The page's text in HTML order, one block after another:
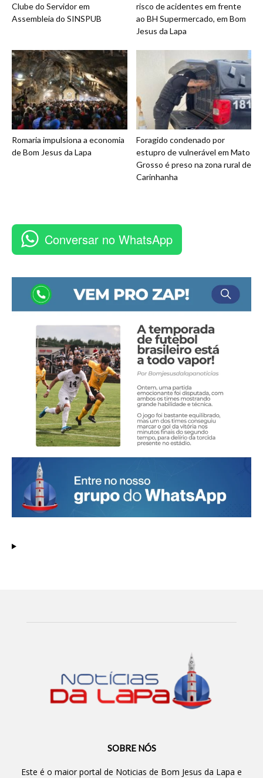
Clube do Servidor em
Assembleia do SINSPUB
risco de acidentes em frente
ao BH Supermercado, em Bom
Jesus da Lapa
Romaria impulsiona a economia
de Bom Jesus da Lapa
Foragido condenado por
estupro de vulnerável em Mato
Grosso é preso na zona rural de
Carinhanha
Conversar no WhatsApp
SOBRE NÓS
Este é o maior portal de Noticias de Bom Jesus da Lapa e